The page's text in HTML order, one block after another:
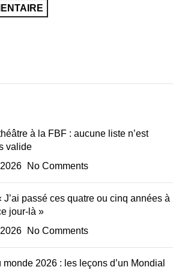
à la FBF : aucune liste n’est
valide
No Comments
J’ai passé ces quatre ou cinq années à
jour-là »
No Comments
2026 : les leçons d’un Mondial